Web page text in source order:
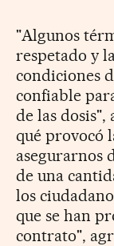
"Algunos
respetado y
condiciones
confiable
de las
qué provocó
asegurarnos
de una
los
que se han
contrato",